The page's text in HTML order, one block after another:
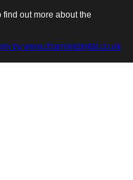
Chiudi finestra
out more about the